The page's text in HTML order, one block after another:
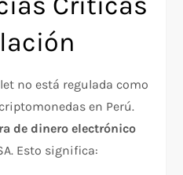
no está regulada como
en Perú.
de dinero electrónico
Esto significa:​